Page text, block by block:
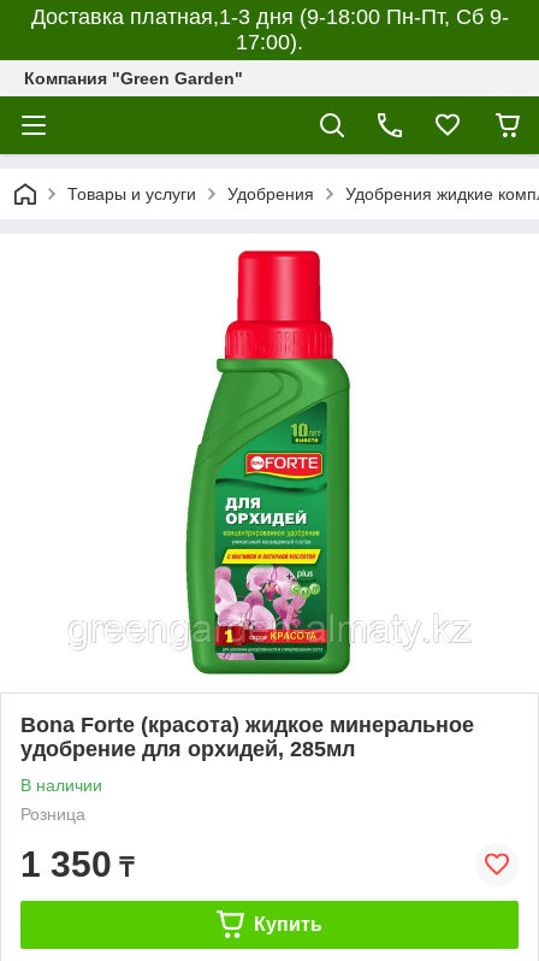
Доставка платная,1-3 дня (9-18:00 Пн-Пт, Сб 9-
17:00).
Компания "Green Garden"
Товары и услуги Удобрения Удобрения жидкие
Bona Forte (красота) жидкое минеральное
удобрение для орхидей, 285мл
В наличии
Розница
1 350 ₸
Купить